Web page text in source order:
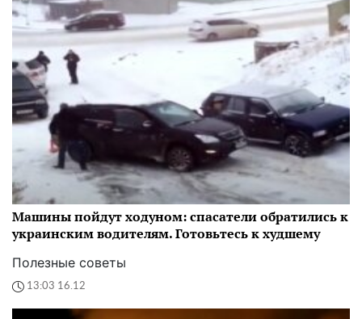
Машины пойдут ходуном: спасатели обратились к
украинским водителям. Готовьтесь к худшему
Полезные советы
13:03 16.12